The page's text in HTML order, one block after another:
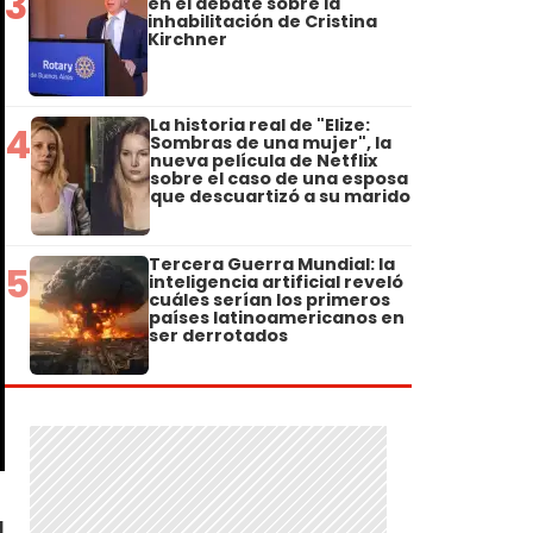
inhabilitación de Cristina
Kirchner
4 La historia real de "Elize:
Sombras de una mujer", la
nueva película de Netflix
sobre el caso de una esposa
que descuartizó a su marido
5 Tercera Guerra Mundial: la
inteligencia artificial reveló
cuáles serían los primeros
países latinoamericanos en
ser derrotados